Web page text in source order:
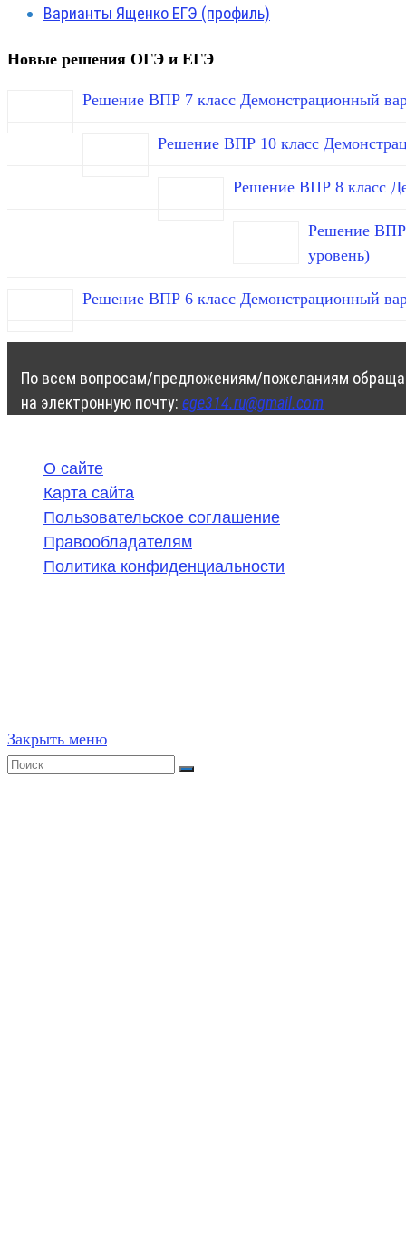
Варианты Ященко ЕГЭ (профиль)
Новые решения ОГЭ и ЕГЭ
Решение ВПР 7 класс Демонстрационный
Решение ВПР 10 класс
Решение ВПР 8 класс
Решение ВПР
уровень)
Решение ВПР 6 класс Демонстрационный
По всем вопросам/предложениям/пожеланиям
на электронную почту: ege314.ru@gmail.com
О сайте
Карта сайта
Пользовательское соглашение
Правообладателям
Политика конфиденциальности
Закрыть меню